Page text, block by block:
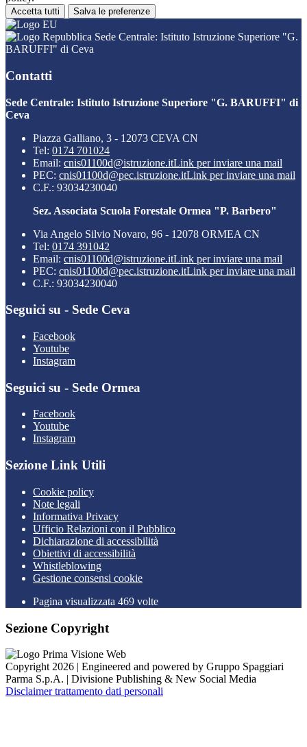
Accetta tutti Salva le preferenze
Sede Centrale: Istituto Istruzione Superiore "G.
BARUFFI" di Ceva
Contatti
Sede Centrale: Istituto Istruzione Superiore "G. BARUFFI" di
Ceva
Piazza Galliano, 3 - 12073 CEVA CN
Tel: 0174 701024
Email: cnis01100d@istruzione.itLink per inviare una mail
PEC: cnis01100d@pec.istruzione.itLink per inviare una mail
C.F.: 93034230040
Sez. Associata Scuola Forestale Ormea "P. Barbero"
Via Angelo Silvio Novaro, 96 - 12078 ORMEA CN
Tel: 0174 391042
Email: cnis01100d@istruzione.itLink per inviare una mail
PEC: cnis01100d@pec.istruzione.itLink per inviare una mail
C.F.: 93034230040
Seguici su - Sede Ceva
Facebook
Youtube
Instagram
Seguici su - Sede Ormea
Facebook
Youtube
Instagram
Sezione Link Utili
Cookie policy
Note legali
Informativa Privacy
Ufficio Relazioni con il Pubblico
Dichiarazione di accessibilità
Obiettivi di accessibilità
Whistleblowing
Gestione consensi cookie
Pagina visualizzata 469 volte
Sezione Copyright
Copyright 2026 | Engineered and powered by Gruppo Spaggiari
Parma S.p.A. | Divisione Publishing & New Social Media
Disclaimer trattamento dati personali